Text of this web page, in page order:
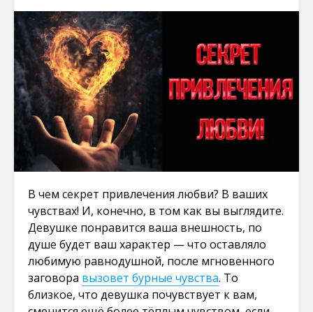
В чем секрет привлечения любви? В ваших
чувствах! И, конечно, в том как вы выглядите.
Девушке понравится ваша внешность, по
душе будет ваш характер — что оставляло
любимую равнодушной, после мгновенного
заговора вызовет бурные чувства. То
близкое, что девушка почувствует к вам,